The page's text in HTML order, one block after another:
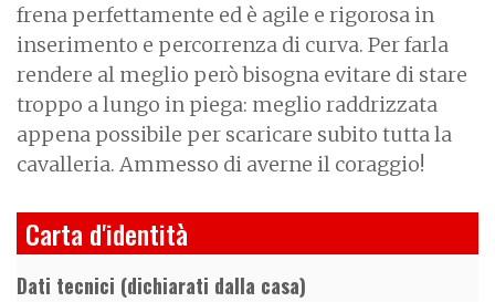
frena perfettamente ed è agile e rigorosa in
inserimento e percorrenza di curva. Per farla
rendere al meglio però bisogna evitare di stare
troppo a lungo in piega: meglio raddrizzata
appena possibile per scaricare subito tutta la
cavalleria. Ammesso di averne il coraggio!
Carta d'identità
Dati tecnici (dichiarati dalla casa)